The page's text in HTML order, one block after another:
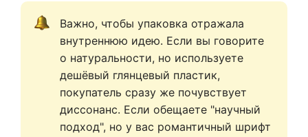
Важно, чтобы упаковка отражала
внутреннюю идею. Если вы говорите
о натуральности, но используете
дешёвый глянцевый пластик,
покупатель сразу же почувствует
диссонанс. Если обещаете "научный
подход", но у вас романтичный шрифт